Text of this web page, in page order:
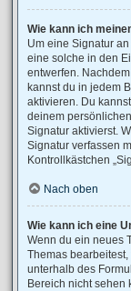
Wie kann ich
Um eine Signatur
eine solche in den
entwerfen.
kannst du in jedem
aktivieren. Du
deinem
Signatur aktivierst.
Signatur verfassen
Kontrollkästchen
Nach oben
Wie kann ich eine
Wenn du ein neues
Themas
unterhalb des
Bereich nicht sehen